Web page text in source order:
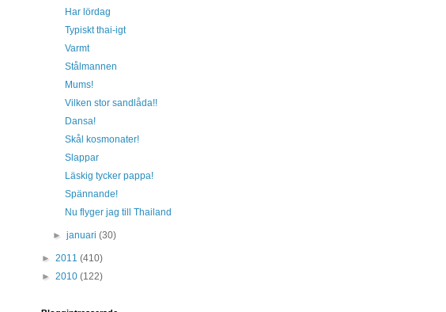
Har lördag
Typiskt thai-igt
Varmt
Stålmannen
Mums!
Vilken stor sandlåda!!
Dansa!
Skål kosmonater!
Slappar
Läskig tycker pappa!
Spännande!
Nu flyger jag till Thailand
►januari(30)
► 2011 (410)
► 2010 (122)